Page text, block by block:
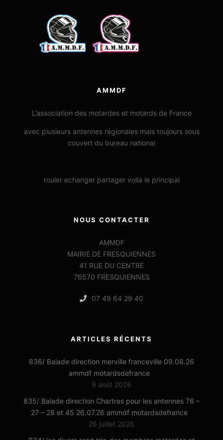
AMMDF
L’association des motardes et motards de France
avec plusieurs antennes régionales mais toujours sous
couvert du bureau national
rouler echanger partager voila le principal
NOUS CONTACTER
AMMDF
MAIRIE DE FRESQUIENNES
41 RUE DU CENTRE
76570 FRESQUIENNES
07 49 64 29 40
ARTICLES RÉCENTS
836/ Balade direction merville franceville 09.08.26
ammdf motardsdefrance
9 août 2026
835/ Balade direction Chartres pour les antennes 76 –
27 – 28 et 45 26.07.26 ammdf motardsdefrance
26 juillet 2026